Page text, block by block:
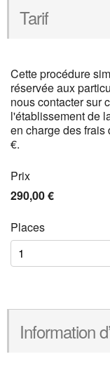
Tarif
Cette procédure
réservée aux
nous contacter sur
l'établissement de
en charge des frais
€.
Prix
290,00 €
Places
Information